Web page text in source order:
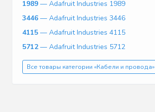
1989 — Adafruit Industries 1989
3446 — Adafruit Industries 3446
4115 — Adafruit Industries 4115
5712— Adafruit Industries 5712
Все товары категории «Кабели и провода»